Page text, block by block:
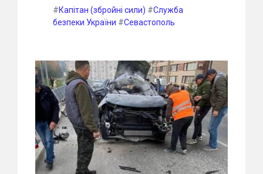
#Капітан (збройні сили) #Служба
безпеки України #Севастополь